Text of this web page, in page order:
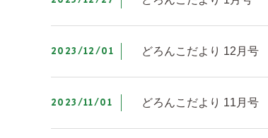
2023/12/01 どろんこだより 12月号
2023/11/01 どろんこだより 11月号